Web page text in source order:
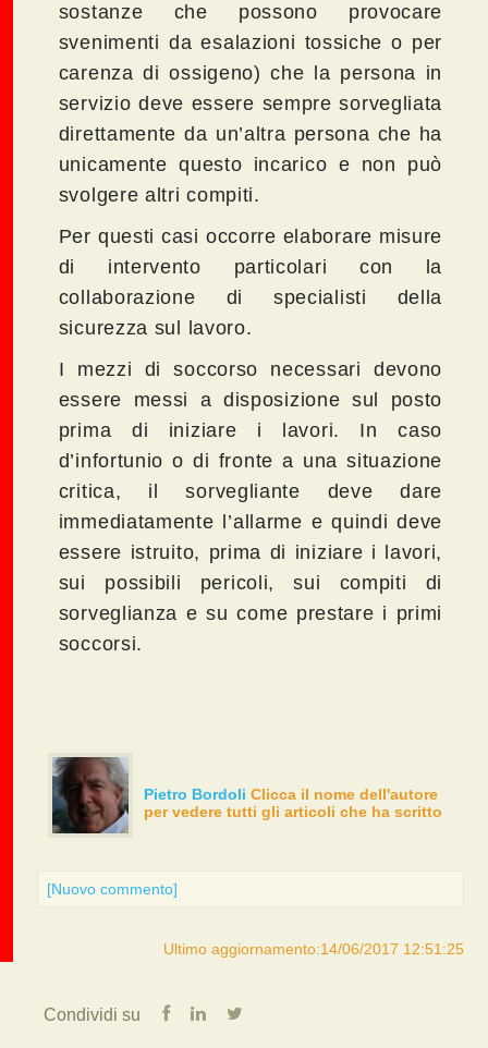
sostanze che possono provocare
svenimenti da esalazioni tossiche o per
carenza di ossigeno) che la persona in
servizio deve essere sempre sorvegliata
direttamente da un’altra persona che ha
unicamente questo incarico e non può
svolgere altri compiti.
Per questi casi occorre elaborare misure
di intervento particolari con la
collaborazione di specialisti della
sicurezza sul lavoro.
I mezzi di soccorso necessari devono
essere messi a disposizione sul posto
prima di iniziare i lavori. In caso
d’infortunio o di fronte a una situazione
critica, il sorvegliante deve dare
immediatamente l’allarme e quindi deve
essere istruito, prima di iniziare i lavori,
sui possibili pericoli, sui compiti di
sorveglianza e su come prestare i primi
soccorsi.
Pietro Bordoli Clicca il nome dell'autore
per vedere tutti gli articoli che ha scritto
[Nuovo commento]
Ultimo aggiornamento:14/06/2017 12:51:25
Condividi su